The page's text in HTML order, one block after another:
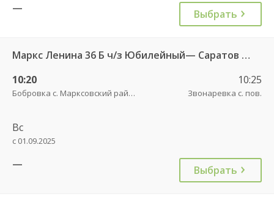
—
Выбрать
Маркс Ленина 36 Б ч/з Юбилейный— Саратов АВ Центральный (ул им Пугачева 179 А)
10:20
Бобровка с. Марксовский район пов.
10:25
Звонаревка с. пов.
Вс
с 01.09.2025
— Выбрать